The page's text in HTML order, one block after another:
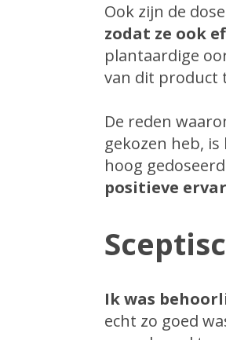
Ook zijn de
zodat ze ook
plantaardige
van dit product
De reden
gekozen heb,
hoog
positieve
Ik was
echt zo goed